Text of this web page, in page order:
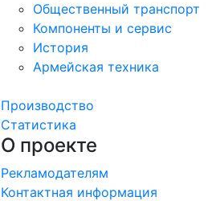
Общественный транспорт
Компоненты и сервис
История
Армейская техника
Производство
Статистика
О проекте
Рекламодателям
Контактная информация